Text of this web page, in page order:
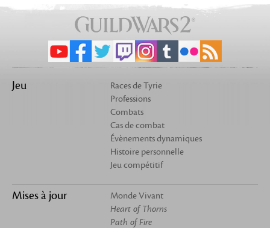
Jeu
Races de Tyrie
Professions
Combats
Cas de combat
Évènements dynamiques
Histoire personnelle
Jeu compétitif
Mises à jour
Monde Vivant
Heart of Thorns
Path of Fire